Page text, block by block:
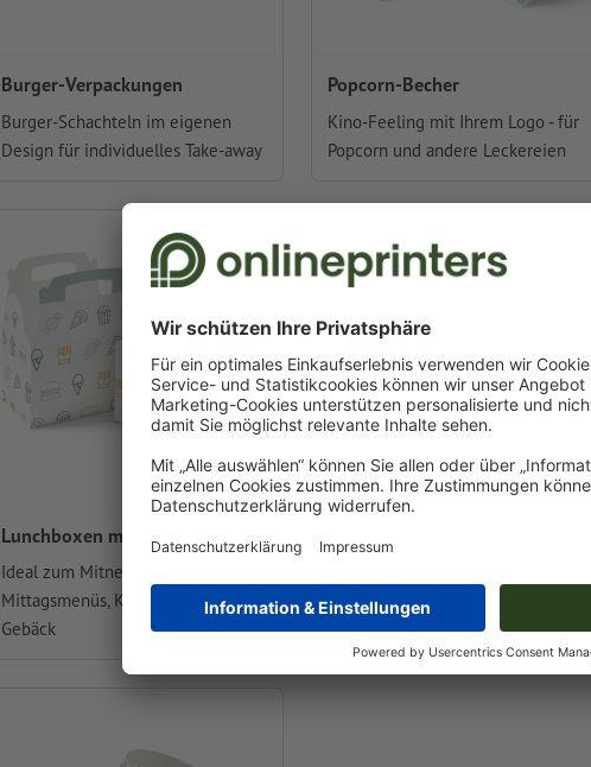
Burger-Verpackungen
Burger-Schachteln im eigenen
Design für individuelles Take-away
Popcorn-Becher
Kino-Feeling mit Ihrem Logo - für
Popcorn und andere Leckereien
Lunchboxen mit Tragegriff
Ideal zum Mitnehmen von
Mittagsmenüs, Kuchen oder
Gebäck
Snackboxen
Dank Deckel einfach zu stapeln
und zu transportieren